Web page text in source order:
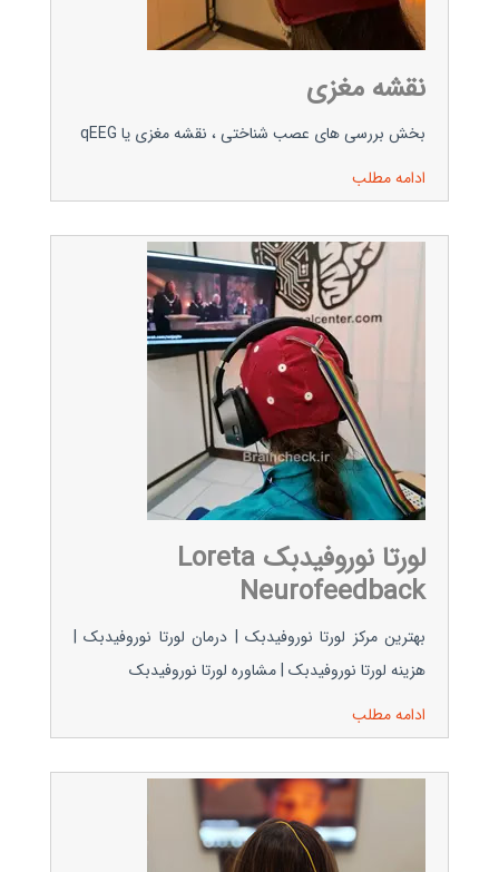
نقشه مغزی
بخش بررسی های عصب شناختی ، نقشه مغزی یا qEEG
ادامه مطلب
لورتا نوروفیدبک Loreta
Neurofeedback
بهترین مرکز لورتا نوروفیدبک | درمان لورتا نوروفیدبک |
هزینه لورتا نوروفیدبک | مشاوره لورتا نوروفیدبک
ادامه مطلب